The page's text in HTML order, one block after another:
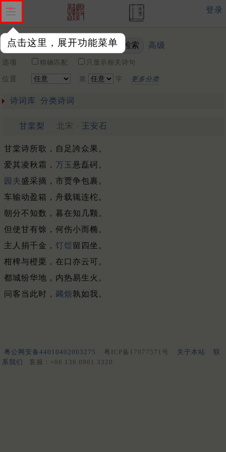
点击这里，展开功能菜单
登录
关键词 高级
选项 精确匹配 只显示相关诗句
位置 第 字 更多分类
诗词库 分类诗词
甘棠梨 北宋 · 王安石
甘棠诗所歌，自足誇众果。
爱其凌秋霜， 万玉悬磊砢。
园夫盛采摘，市贾争包裹。
车输动盈箱，舟载辄连柁。
朝分不知数，暮在知几颗。
但使甘有馀，何伤小而椭。
主人捐千金， 饤饾留四坐。
柑椑与橙栗，在口亦云可。
都城纷华地，内热易生火。
问客当此时， 蠲烦孰如我。
粤公网安备44010402003275 粤ICP备17077571号 关于本站
联
系我们
客服：+86 136 0901 3320